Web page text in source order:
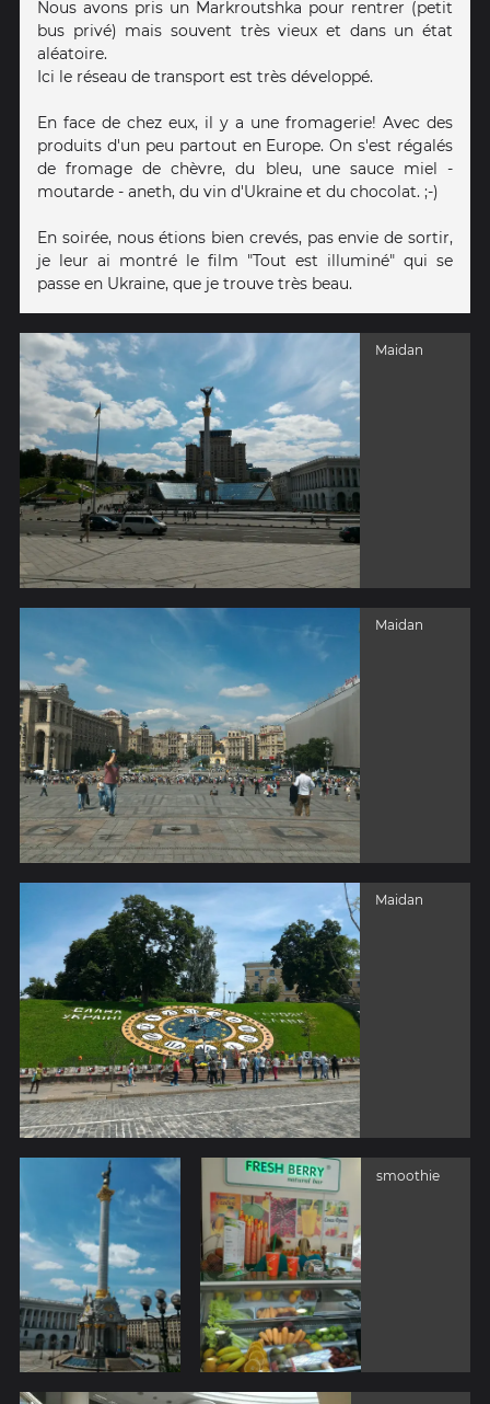
Nous avons pris un Markroutshka pour rentrer (petit
bus privé) mais souvent très vieux et dans un état
aléatoire.
Ici le réseau de transport est très développé.
En face de chez eux, il y a une fromagerie! Avec des
produits d'un peu partout en Europe. On s'est régalés
de fromage de chèvre, du bleu, une sauce miel -
moutarde - aneth, du vin d'Ukraine et du chocolat. ;-)
En soirée, nous étions bien crevés, pas envie de sortir,
je leur ai montré le film "Tout est illuminé" qui se
passe en Ukraine, que je trouve très beau.
Maidan
Maidan
Maidan
smoothie